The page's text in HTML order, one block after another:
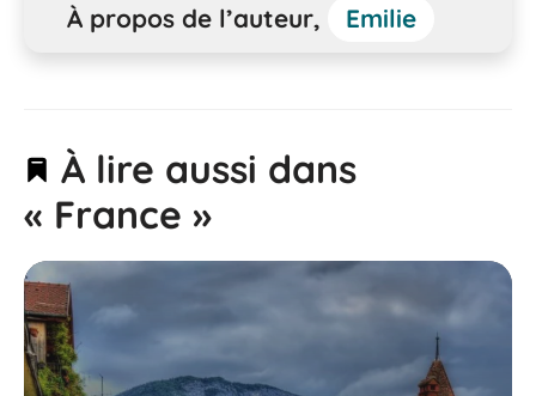
À propos de l’auteur, Emilie
À lire aussi dans
« France »